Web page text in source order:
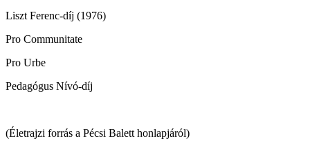
Liszt Ferenc-díj (1976)
Pro Communitate
Pro Urbe
Pedagógus Nívó-díj
(Életrajzi forrás a Pécsi Balett honlapjáról)